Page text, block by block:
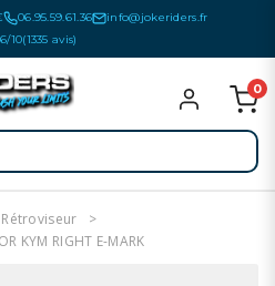
06.95.59.61.36
info@jokeriders.fr
10(1335 avis)
0
Rétroviseur
KYM RIGHT E-MARK